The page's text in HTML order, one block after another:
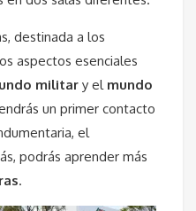
destinada a los
aspectos esenciales
militar y el mundo
un primer contacto
el
podrás aprender más
.